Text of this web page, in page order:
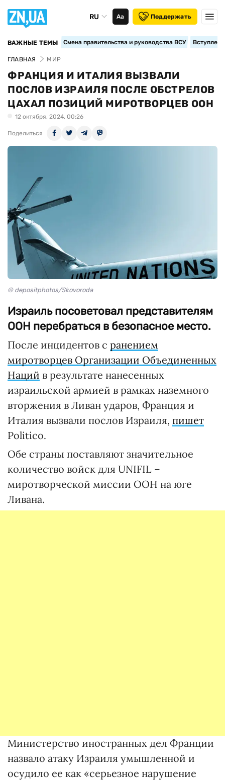
RU Аа Поддержать
ВАЖНЫЕ ТЕМЫ Смена правительства и руководства ВСУ
ГЛАВНАЯ МИР
ФРАНЦИЯ И ИТАЛИЯ ВЫЗВАЛИ
ПОСЛОВ ИЗРАИЛЯ ПОСЛЕ ОБСТРЕЛОВ
ЦАХАЛ ПОЗИЦИЙ МИРОТВОРЦЕВ ООН
12 октября, 2024, 00:26
Поделиться
© depositphotos/Skovoroda
Израиль посоветовал представителям
ООН перебраться в безопасное место.
После инцидентов с ранением
миротворцев Организации Объединенных
Наций в результате нанесенных
израильской армией в рамках наземного
вторжения в Ливан ударов, Франция и
Италия вызвали послов Израиля, пишет
Politico.
Обе страны поставляют значительное
количество войск для UNIFIL –
миротворческой миссии ООН на юге
Ливана.
Министерство иностранных дел Франции
назвало атаку Израиля умышленной и
осудило ее как «серьезное нарушение